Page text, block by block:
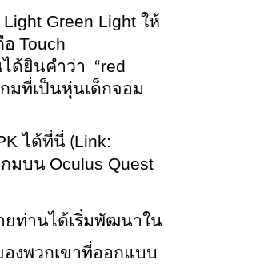
Light Green Light ให้
อ
ยินคำว่า  “red
มที่เป็นหุ่นเด็กจอม
ได้ที่นี่ (Link:
กมบน
ยท่านได้เริ่มพัฒนาใน
องพวกเขาที่ออกแบบ